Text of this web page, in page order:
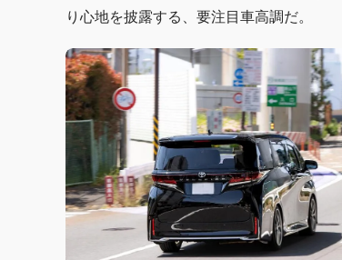
り心地を披露する、要注目車高調だ。